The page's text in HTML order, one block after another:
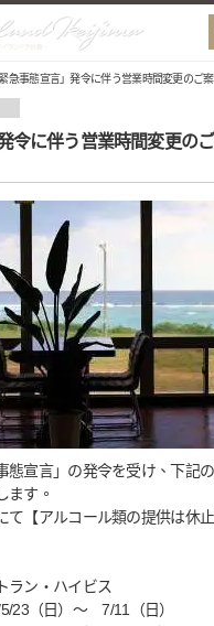
緊急事態宣言」発令に伴う営業時間変更のご
令に伴う営業時間変更の
態宣言」の発令を受け、下記
ます。
【アルコール類の提供は休
ン・ハイビス
（日）～ 7/11（日）